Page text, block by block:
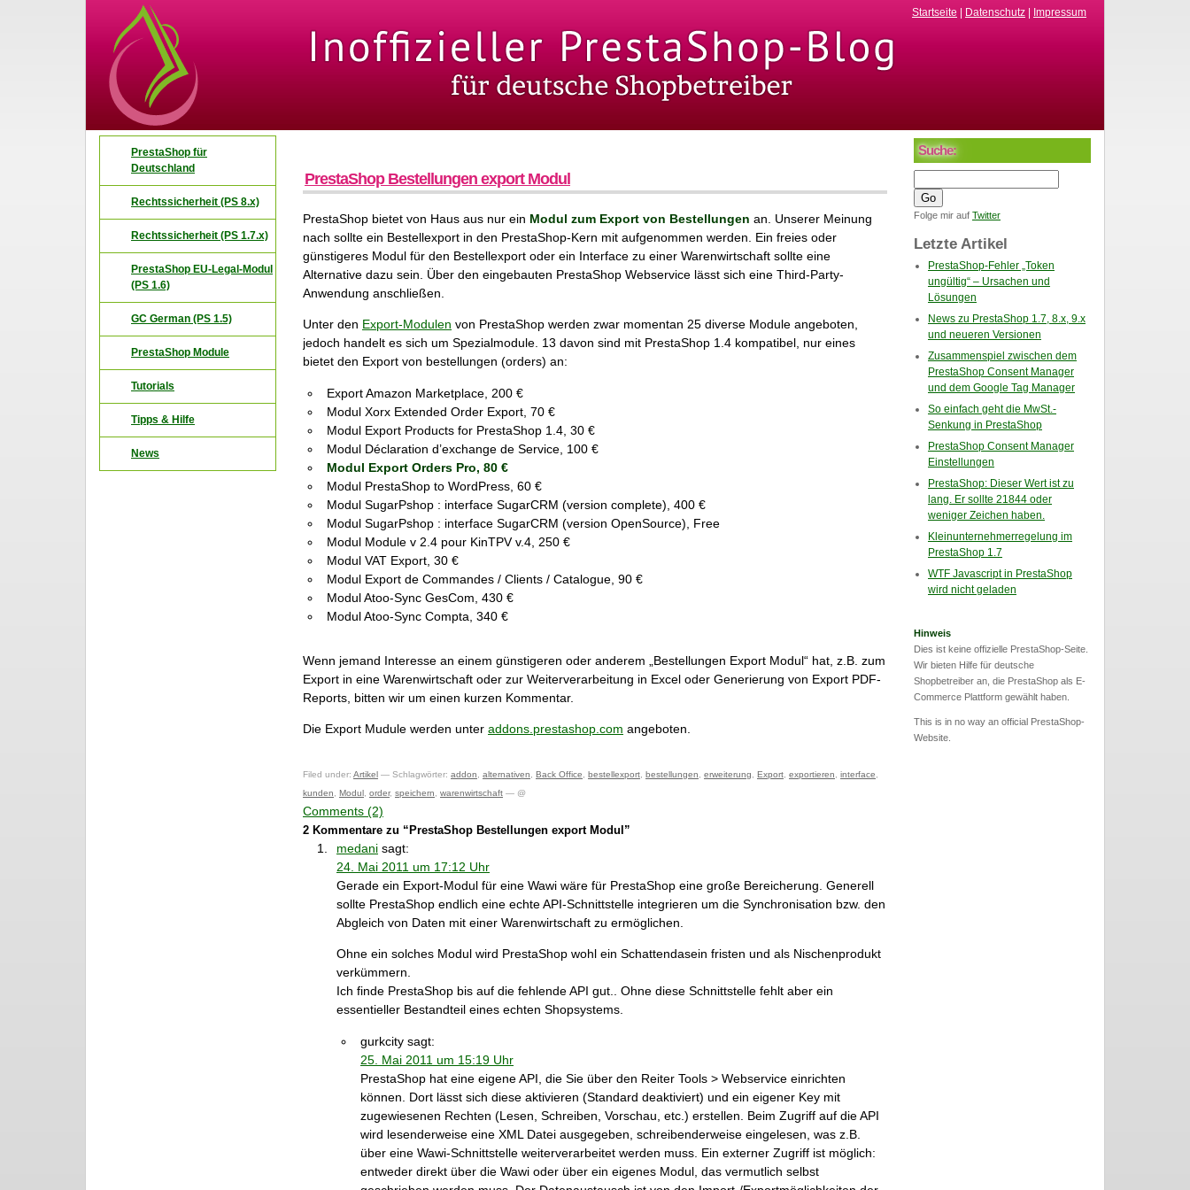
Startseite Datenschutz Impressum
PrestaShop Bestellungen export Modul
PrestaShop bietet von Haus aus nur ein Modul zum Export von Bestellungen an. Unserer Meinung
nach sollte ein Bestellexport in den PrestaShop-Kern mit aufgenommen werden. Ein freies oder
günstigeres Modul für den Bestellexport oder ein Interface zu einer Warenwirtschaft sollte eine
Alternative dazu sein. Über den eingebauten PrestaShop Webservice lässt sich eine Third-Party-
Anwendung anschließen.
Unter den Export-Modulen von PrestaShop werden zwar momentan 25 diverse Module angeboten,
jedoch handelt es sich um Spezialmodule. 13 davon sind mit PrestaShop 1.4 kompatibel, nur eines
bietet den Export von bestellungen (orders) an:
Export Amazon Marketplace, 200 €
Modul Xorx Extended Order Export, 70 €
Modul Export Products for PrestaShop 1.4, 30 €
Modul Déclaration d’exchange de Service, 100 €
Modul Export Orders Pro, 80 €
Modul PrestaShop to WordPress, 60 €
Modul SugarPshop : interface SugarCRM (version complete), 400 €
Modul SugarPshop : interface SugarCRM (version OpenSource), Free
Modul Module v 2.4 pour KinTPV v.4, 250 €
Modul VAT Export, 30 €
Modul Export de Commandes / Clients / Catalogue, 90 €
Modul Atoo-Sync GesCom, 430 €
Modul Atoo-Sync Compta, 340 €
Wenn jemand Interesse an einem günstigeren oder anderem „Bestellungen Export Modul“ hat, z.B. zum
Export in eine Warenwirtschaft oder zur Weiterverarbeitung in Excel oder Generierung von Export PDF-
Reports, bitten wir um einen kurzen Kommentar.
Die Export Mudule werden unter addons.prestashop.com angeboten.
Filed under: Artikel — Schlagwörter: addon alternativen Back Office bestellexport bestellungen erweiterung Export exportieren interface
kunden
Modul order, speichern warenwirtschaft — @
Comments (2)
2 Kommentare zu “PrestaShop Bestellungen export Modul”
medani sagt:
24. Mai 2011 um 17:12 Uhr
Gerade ein Export-Modul für eine Wawi wäre für PrestaShop eine große Bereicherung. Generell
sollte PrestaShop endlich eine echte API-Schnittstelle integrieren um die Synchronisation bzw. den
Abgleich von Daten mit einer Warenwirtschaft zu ermöglichen.
Ohne ein solches Modul wird PrestaShop wohl ein Schattendasein fristen und als Nischenprodukt
verkümmern.
Ich finde PrestaShop bis auf die fehlende API gut.. Ohne diese Schnittstelle fehlt aber ein
essentieller Bestandteil eines echten Shopsystems.
gurkcity sagt:
25. Mai 2011 um 15:19 Uhr
PrestaShop hat eine eigene API, die Sie über den Reiter Tools > Webservice einrichten
können. Dort lässt sich diese aktivieren (Standard deaktiviert) und ein eigener Key mit
zugewiesenen Rechten (Lesen, Schreiben, Vorschau, etc.) erstellen. Beim Zugriff auf die API
wird lesenderweise eine XML Datei ausgegeben, schreibenderweise eingelesen, was z.B.
über eine Wawi-Schnittstelle weiterverarbeitet werden muss. Ein externer Zugriff ist möglich:
entweder direkt über die Wawi oder über ein eigenes Modul, das vermutlich selbst
PrestaShop für
Deutschland
Rechtssicherheit (PS 8.x)
Rechtssicherheit (PS 1.7.x)
PrestaShop EU-Legal-Modul
(PS 1.6)
GC German (PS 1.5)
PrestaShop Module
Tutorials
Tipps & Hilfe
News
Suche:
Folge mir auf Twitter
Letzte Artikel
PrestaShop-Fehler „Token
ungültig“ – Ursachen und
Lösungen
News zu PrestaShop 1.7, 8.x, 9.x
und neueren Versionen
Zusammenspiel zwischen dem
PrestaShop Consent Manager
und dem Google Tag Manager
So einfach geht die MwSt.-
Senkung in PrestaShop
PrestaShop Consent Manager
Einstellungen
PrestaShop: Dieser Wert ist zu
lang. Er sollte 21844 oder
weniger Zeichen haben.
Kleinunternehmerregelung im
PrestaShop 1.7
WTF Javascript in PrestaShop
wird nicht geladen
Hinweis
Dies ist keine offizielle PrestaShop-Seite.
Wir bieten Hilfe für deutsche
Shopbetreiber an, die PrestaShop als E-
Commerce Plattform gewählt haben.
This is in no way an official PrestaShop-
Website.